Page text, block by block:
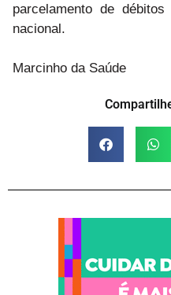
parcelamento de
nacional.
Marcinho da Saúde